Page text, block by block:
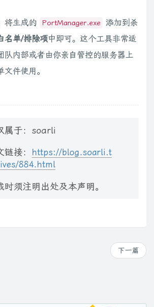
-gt 0) {
= $item.Text
= $item.SubItems[1].Text
请先在
将生成的 PortManager.exe
添加到杀
名单/排除项中即可。这个工具非常适
队内部或者由你亲自管控的服务器上
件使用。
属于：soarli
链接： https://blog.soarli.t
884.html
时须注明出处及本声明。
下一篇